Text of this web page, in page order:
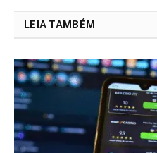
LEIA TAMBÉM